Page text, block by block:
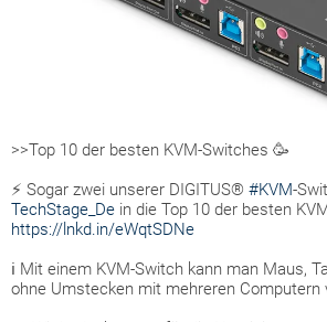
>>Top 10 der besten KVM-Switches 🥳
⚡ Sogar zwei unserer DIGITUS® #KVM-
TechStage_De in die Top 10 der besten
https://lnkd.in/eWqtSDNe
ℹ Mit einem KVM-Switch kann man Maus,
ohne Umstecken mit mehreren Computern